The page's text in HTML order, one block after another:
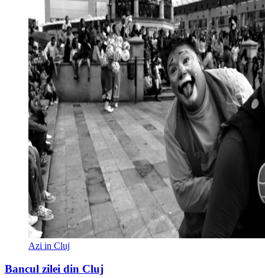
Azi in Cluj
Bancul zilei din Cluj